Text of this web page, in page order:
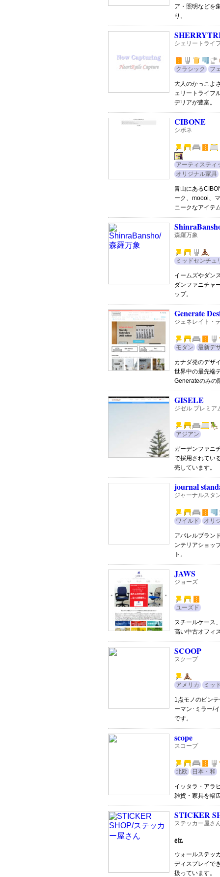
ア・照明などを
り。
シェリートライ
クラシック フ
大人のかっこよ
ェリートライフ
デリアが豊富。
CIBONE
シボネ
アーティスティ
オリジナル家具
青山にある
ーク、moooi、
ニークなアイテ
森羅万象
ミッドセンチュ
イームズやダン
ダンファニチャ
ップ。
Generate
ジェネレイト・
モダン 最新デ
カナダ発のデザ
世界中の最先端
Generateのみの
GISELE
ジゼル プレミア
アジアン
ガーデンファニ
で採用されてい
売しています。
journal
ジャーナルスタ
ワイルド オリ
アパレルブラン
ンテリアショッ
ト。
JAWS
ジョーズ
ユーズド
スチールケース
高い中古オフィ
SCOOP
スクープ
アメリカ ミッ
1点モノのビン
ーマン･ミラー/
です。
scope
スコープ
北欧 日本・和
イッタラ・アラ
雑貨・家具を幅
STICKER
ステッカー屋さ
ウォールステッ
ディスプレイで
扱っています。